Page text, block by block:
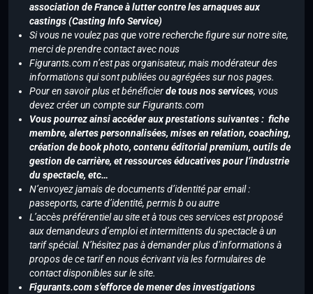
association de France à lutter contre les arnaques aux
castings (Casting Info Service)
Si vous ne voulez pas que votre recherche figure sur notre site,
merci de prendre contact avec nous
Figurants.com n’est pas organisateur, mais modérateur des
informations qui sont publiées ou agrégées sur nos pages.
Pour en savoir plus et bénéficierde tous nos services, vous
devez créer un compte sur Figurants.com
Vous pourrez ainsi accéder aux prestations suivantes : fiche
membre, alertes personnalisées, mises en relation, coaching,
création de book photo, contenu éditorial premium, outils de
gestion de carrière, et ressources éducatives pour l’industrie
du spectacle, etc…
N’envoyez jamais de documents d’identité par email :
passeports, carte d’identité, permis b ou autre
L’accès préférentiel au site et à tous ces services est proposé
aux demandeurs d’emploi et intermittents du spectacle à un
tarif spécial. N’hésitez pas à demander plus d’informations à
propos de ce tarif en nous écrivant via les formulaires de
contact disponibles sur le site.
Figurants.com s’efforce de mener des investigations